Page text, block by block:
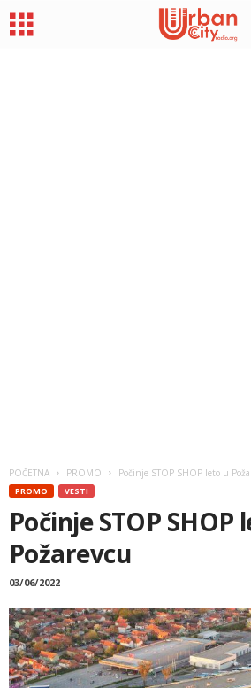
POČETNA PROMO Počinje STOP SHOP leto u
PROMO VESTI
Počinje STOP SHOP
Požarevcu
03/06/2022